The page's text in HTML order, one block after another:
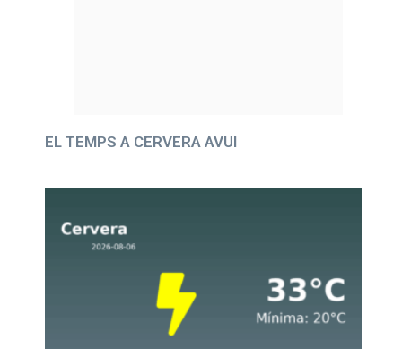
EL TEMPS A CERVERA AVUI